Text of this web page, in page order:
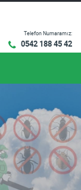
Telefon Numaramız:
0542 188 45 42